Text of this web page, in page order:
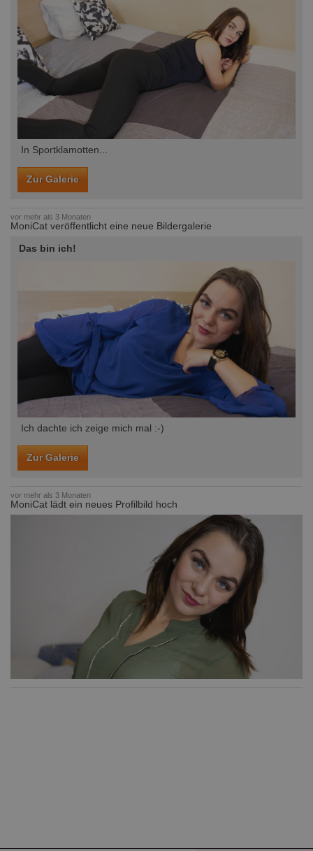
In Sportklamotten...
Zur Galerie
vor mehr als 3 Monaten
MoniCat veröffentlicht eine neue Bildergalerie
Das bin ich!
Ich dachte ich zeige mich mal :-)
Zur Galerie
vor mehr als 3 Monaten
MoniCat lädt ein neues Profilbild hoch